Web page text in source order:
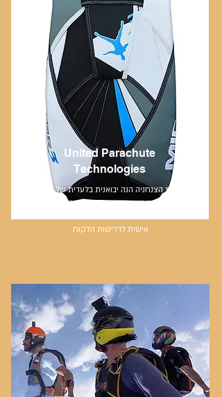
United Parachute
Technologies
חברת הצנחניה הנה יבואנית בלעדית של חברת
אישית לדרישות הלקוח.